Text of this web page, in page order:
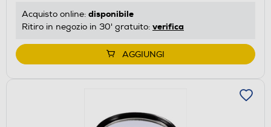
Acquisto online: disponibile
Ritiro in negozio in 30' gratuito: verifica
AGGIUNGI